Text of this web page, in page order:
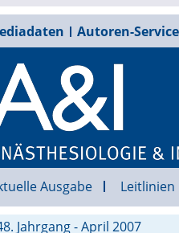
Autoren-Service
Ausgabe Leitlinien
Jahrgang - April 2007